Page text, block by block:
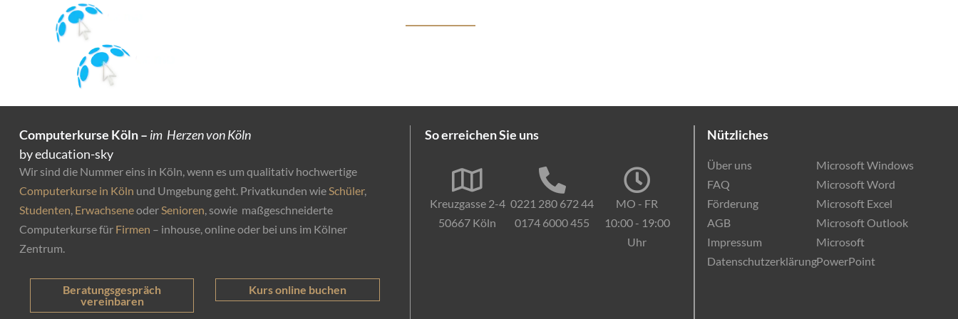
CKK-Logo_w
Computerkurse Köln – im Herzen von Köln
by education-sky
Wir sind die Nummer eins in Köln, wenn es um qualitativ hochwertige
Computerkurse in Köln und Umgebung geht. Privatkunden wie Schüler,
Studenten Erwachseneoder Senioren , sowie maßgeschneiderte
Computerkurse für Firmen – inhouse, online oder bei uns im Kölner
Zentrum.
Beratungsgespräch
vereinbaren
Kurs online buchen
So erreichen Sie uns
Kreuzgasse 2-4
50667 Köln
0221 280 672 44
0174 6000 455
MO - FR
10:00 - 19:00
Uhr
Nützliches
Über uns
FAQ
Förderung
AGB
Impressum
Datenschutzerklärung
Microsoft Windows
Microsoft Word
Microsoft Excel
Microsoft Outlook
Microsoft
PowerPoint